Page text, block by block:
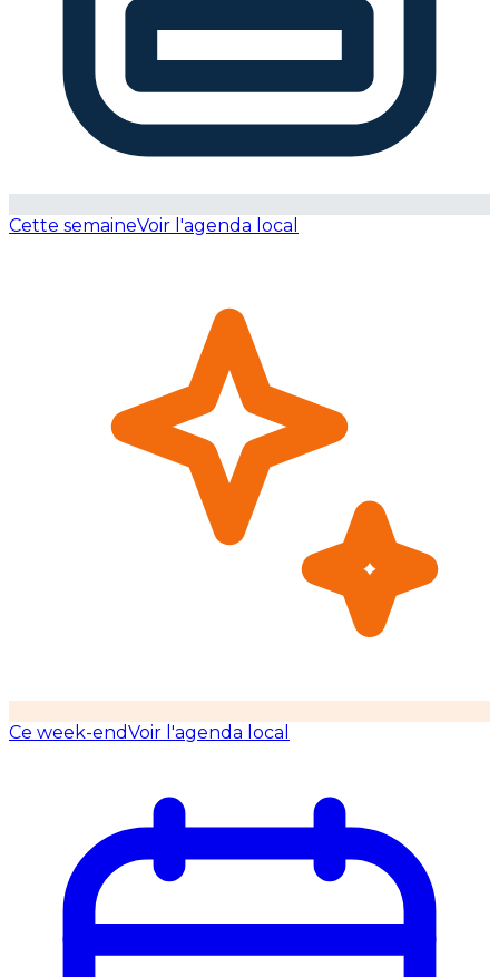
Cette semaineVoir l'agenda local
Ce week-endVoir l'agenda local